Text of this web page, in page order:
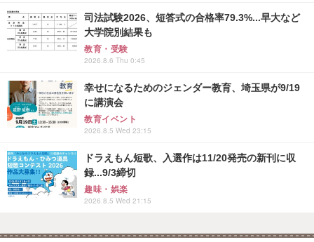
司法試験2026、短答式の合格率79.3%...早大など
大学院別結果も
教育・受験
2026.8.6 Thu 0:45
幸せになるためのジェンダー教育、埼玉県が9/19
に講演会
教育イベント
2026.8.5 Wed 23:15
ドラえもん短歌、入選作は11/20発売の新刊に収
録...9/3締切
趣味・娯楽
2026.8.5 Wed 21:15